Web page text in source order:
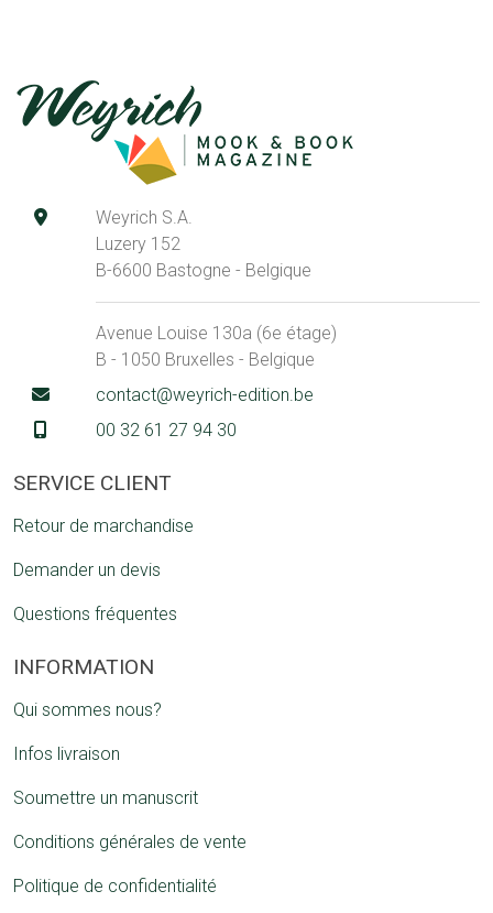
Weyrich S.A.
Luzery 152
B-6600 Bastogne - Belgique
Avenue Louise 130a (6e étage)
B - 1050 Bruxelles - Belgique
contact@weyrich-edition.be
00 32 61 27 94 30
SERVICE CLIENT
Retour de marchandise
Demander un devis
Questions fréquentes
INFORMATION
Qui sommes nous?
Infos livraison
Soumettre un manuscrit
Conditions générales de vente
Politique de confidentialité